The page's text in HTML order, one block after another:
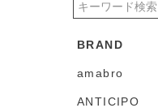
BRAND
amabro
ANTICIPO